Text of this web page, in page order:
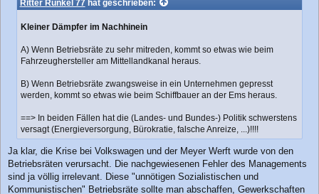
t
Ritter Runkel 77hat geschrieben:
Kleiner Dämpfer im Nachhinein
A) Wenn Betriebsräte zu sehr mitreden, kommt so etwas wie beim
Fahrzeughersteller am Mittellandkanal heraus.
B) Wenn Betriebsräte zwangsweise in ein Unternehmen gepresst
werden, kommt so etwas wie beim Schiffbauer an der Ems heraus.
==> In beiden Fällen hat die (Landes- und Bundes-) Politik schwerstens
versagt (Energieversorgung, Bürokratie, falsche Anreize, ...)!!!!
Ja klar, die Krise bei Volkswagen und der Meyer Werft wurde von den
Betriebsräten verursacht. Die nachgewiesenen Fehler des Managements
sind ja völlig irrelevant. Diese "unnötigen Sozialistischen und
Kommunistischen" Betriebsräte sollte man abschaffen, Gewerkschaften